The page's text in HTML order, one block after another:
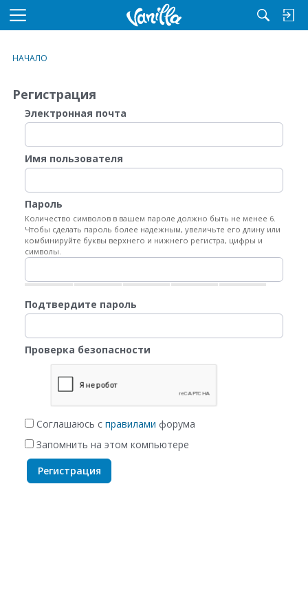
M
u
НАЧАЛО
Регистрация
Электронная почта
Имя пользователя
Пароль
Количество символов в вашем пароле должно быть не менее 6.
Чтобы сделать пароль более надежным, увеличьте его длину или
комбинируйте буквы верхнего и нижнего регистра, цифры и
символы.
Подтвердите пароль
Проверка безопасности
Соглашаюсь с правилами форума
Запомнить на этом компьютере